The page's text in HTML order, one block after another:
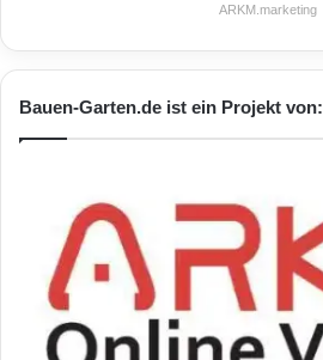
ARKM.marketing
Bauen-Garten.de ist ein Projekt von: